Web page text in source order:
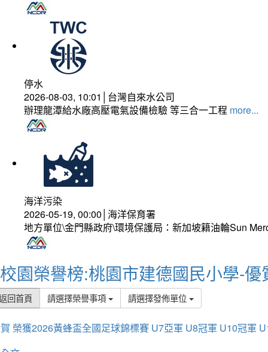
停水
2026-08-03, 10:01│台灣自來水公司
辦理龍潭給水廠高壓電氣設備檢驗 等三合一工程 more...
海洋污染
2026-05-19, 00:00│海洋保育署
地方單位\金門縣政府\環境保護局：新加坡籍油輪Sun
校園榮譽榜:桃園市建德國民小學-優
回首頁 請選擇榮譽事項 請選擇發佈單位
榮獲2026黃蜂盃全國足球錦標賽 U7亞軍 U8冠軍 U10冠軍